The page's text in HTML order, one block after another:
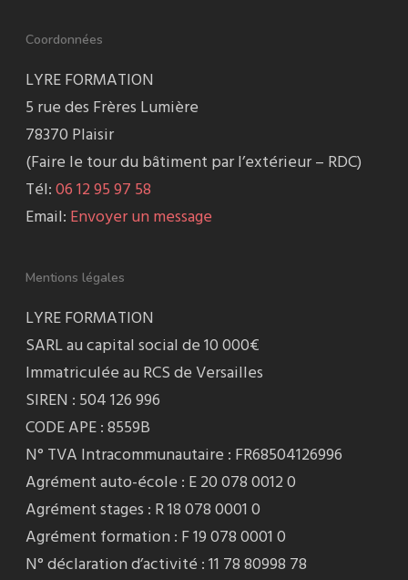
Coordonnées
LYRE FORMATION
5 rue des Frères Lumière
78370 Plaisir
(Faire le tour du bâtiment par l’extérieur – RDC)
Tél:06 12 95 97 58
Email: Envoyer un message
Mentions légales
LYRE FORMATION
SARL au capital social de 10 000€
Immatriculée au RCS de Versailles
SIREN : 504 126 996
CODE APE : 8559B
N° TVA Intracommunautaire : FR68504126996
Agrément auto-école : E 20 078 0012 0
Agrément stages : R 18 078 0001 0
Agrément formation : F 19 078 0001 0
N° déclaration d’activité : 11 78 80998 78